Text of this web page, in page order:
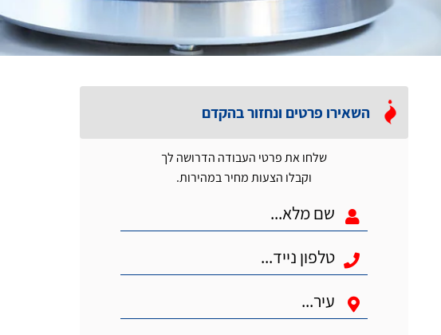
השאירו פרטים ונחזור בהקדם
שלחו את פרטי העבודה הדרושה לך
וקבלו הצעות מחיר במהירות.